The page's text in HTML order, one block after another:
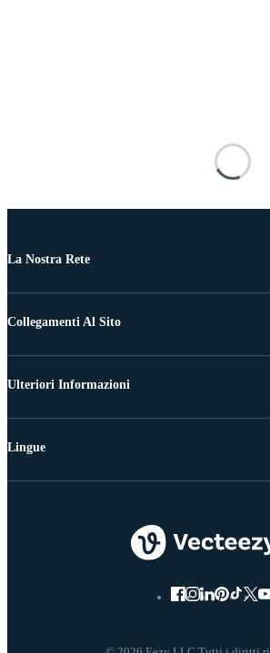
La Nostra Rete
Collegamenti Al Sito
Ulteriori Informazioni
Lingue